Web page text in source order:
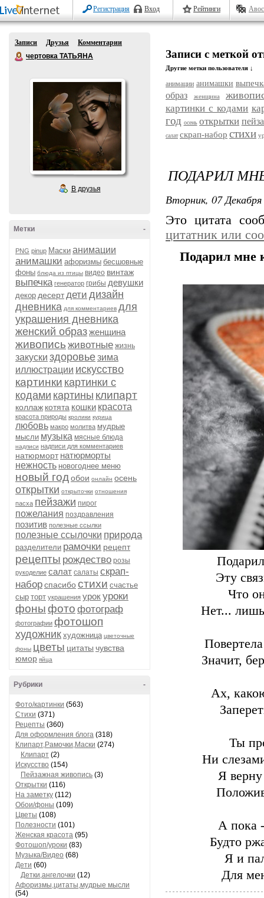
Регистрация Вход Рейтинги
Записи Друзья
Комментарии
чертовка ТАТЬЯНА
В друзья
-
Метки
PNG pinup Маски анимации
анимашки афоризмы бесшовные
фоны блюда из птицы видео винтаж
выпечка генератор грибы девушки
декор десертдети дизайн
дневника для комментариев для
украшения дневника
женский образженщина
живопись животные жизнь
закуски здоровьезима
иллюстрации искусство
картинки картинки с
кодами картины клипарт
коллаж котята кошки красота
красота природы кролики курица
любовь макро молитва мудрые
мысли музыка мясные блюда
надписи надписи для комментариев
натюрморт натюрморты
нежность новогоднее меню
новый годобои онлайн осень
открытки открыточки отношения
пасха пейзажи пирог
пожелания поздравления
позитив полезные ссылки
полезные ссылочки природа
разделители рамочки рецепт
рецепты рождество розы
рукоделие салат салаты скрап-
наборспасибостихи счастье
сыр торт украшения урокуроки
фоныфото фотограф
фотографии фотошоп
художник художница цветочные
фоны цветы цитаты чувства
юмор яйца
-
Рубрики
Фото/картинки (563)
Стихи (371)
Рецепты (360)
Для оформления блога (318)
Клипарт,Рамочки,Маски (274)
Клипарт (2)
Искусство (154)
Пейзажная живопись (3)
Открытки (116)
На заметку (112)
Обои/фоны (109)
Цветы (108)
Полезности (101)
Женская красота (95)
Фотошоп/уроки (83)
Музыка/Видео (68)
Дети (60)
Детки,ангелочки (12)
Афоризмы,цитаты,мудрые мысли
(54)
Записи с меткой
Другие метки пользователя ↓
анимации анимашки
образ женщина
картинки с кодами
год осень открытки
салат скрап-набор стихи
ПОДАРИЛ
Вторник, 07
Это цитата
цитатник или
Подарил мне
Эту
Что
Нет...
Значит,
Ах,
Ты
Ни
Я
А пока
Будто
Я и
Для